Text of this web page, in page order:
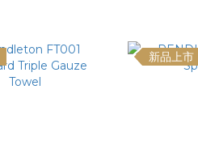
新品上市